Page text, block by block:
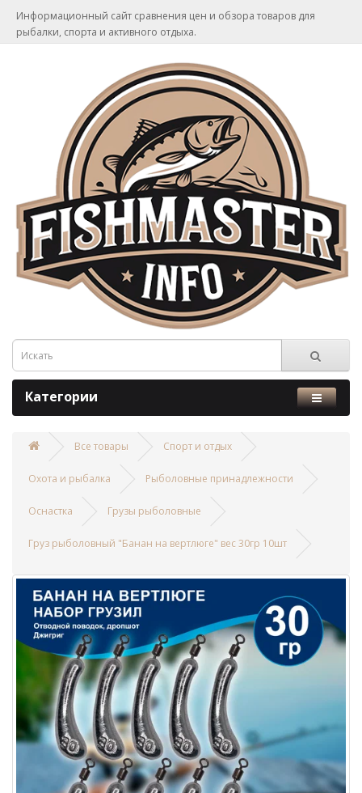
Информационный сайт сравнения цен и обзора товаров для
рыбалки, спорта и активного отдыха.
Категории
Все товары Спорт и отдых
Охота и рыбалка Рыболовные принадлежности
Оснастка Грузы рыболовные
Груз рыболовный "Банан на вертлюге" вес 30гр 10шт